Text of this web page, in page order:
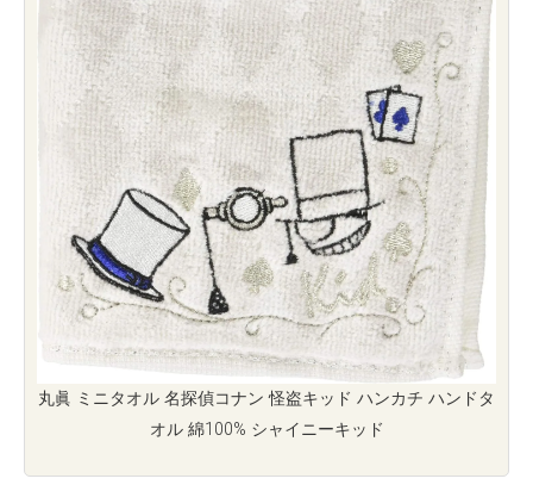
丸眞 ミニタオル 名探偵コナン 怪盗キッド ハンカチ ハンドタ
オル 綿100% シャイニーキッド